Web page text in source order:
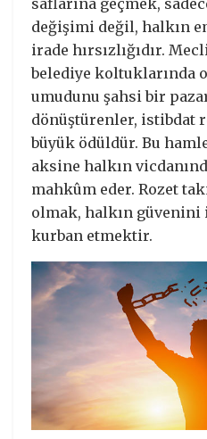
değişimi değil, halkın
irade hırsızlığıdır.
belediye koltuklarında
umudunu şahsi bir
dönüştürenler, istibdat
büyük ödüldür. Bu
aksine halkın
mahkûm eder. Rozet
olmak, halkın güvenini
kurban etmektir.